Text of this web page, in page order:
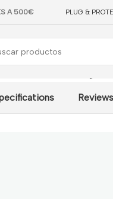
A 500€ PLUG &
Reviews